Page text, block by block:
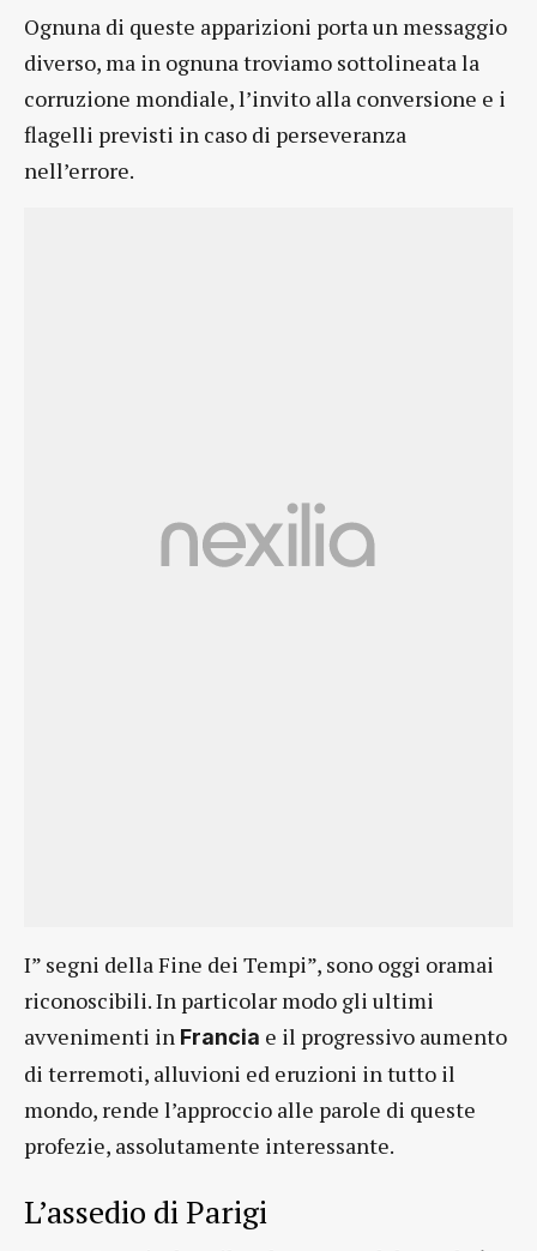
Ognuna di queste apparizioni porta un messaggio
diverso, ma in ognuna troviamo sottolineata la
corruzione mondiale, l’invito alla conversione e i
flagelli previsti in caso di perseveranza
nell’errore.
I” segni della Fine dei Tempi”, sono oggi oramai
riconoscibili. In particolar modo gli ultimi
avvenimenti in Francia e il progressivo aumento
di terremoti, alluvioni ed eruzioni in tutto il
mondo, rende l’approccio alle parole di queste
profezie, assolutamente interessante.
L’assedio di Parigi